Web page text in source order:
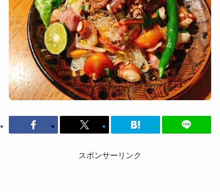
スポンサーリンク